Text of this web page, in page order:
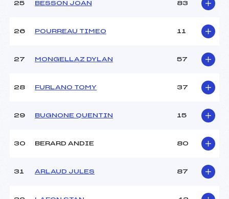
25 BESSON JOAN 83
26 POURREAU TIMEO 11
27 MONGELLAZ DYLAN 57
28 FURLANO TOMY 37
29 BUGNONE QUENTIN 15
30 BERARD ANDIE 80
31 ARLAUD JULES 87